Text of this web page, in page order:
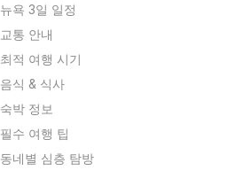
뉴욕 3일 일정
교통 안내
최적 여행 시기
음식 & 식사
숙박 정보
필수 여행 팁
동네별 심층 탐방